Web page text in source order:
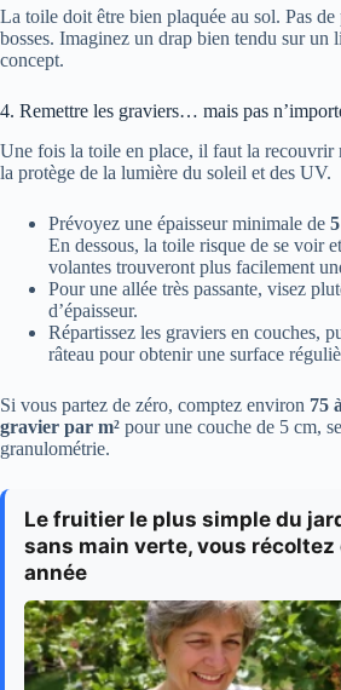
La toile doit être bien plaquée au sol. Pas de
bosses. Imaginez un drap bien tendu sur un
concept.
4. Remettre les graviers… mais pas
Une fois la toile en place, il faut la recouvrir
la protège de la lumière du soleil et des UV.
Prévoyez une épaisseur minimale de
En dessous, la toile risque de se voir
volantes trouveront plus facilement
Pour une allée très passante, visez
d’épaisseur.
Répartissez les graviers en couches,
râteau pour obtenir une surface
Si vous partez de zéro, comptez environ 75
gravier par m² pour une couche de 5 cm,
granulométrie.
Le fruitier le plus simple du
sans main verte, vous récoltez
année